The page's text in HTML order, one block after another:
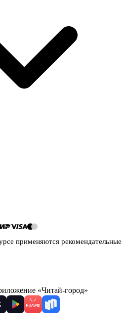
применяются рекомендательные
«Читай-город»